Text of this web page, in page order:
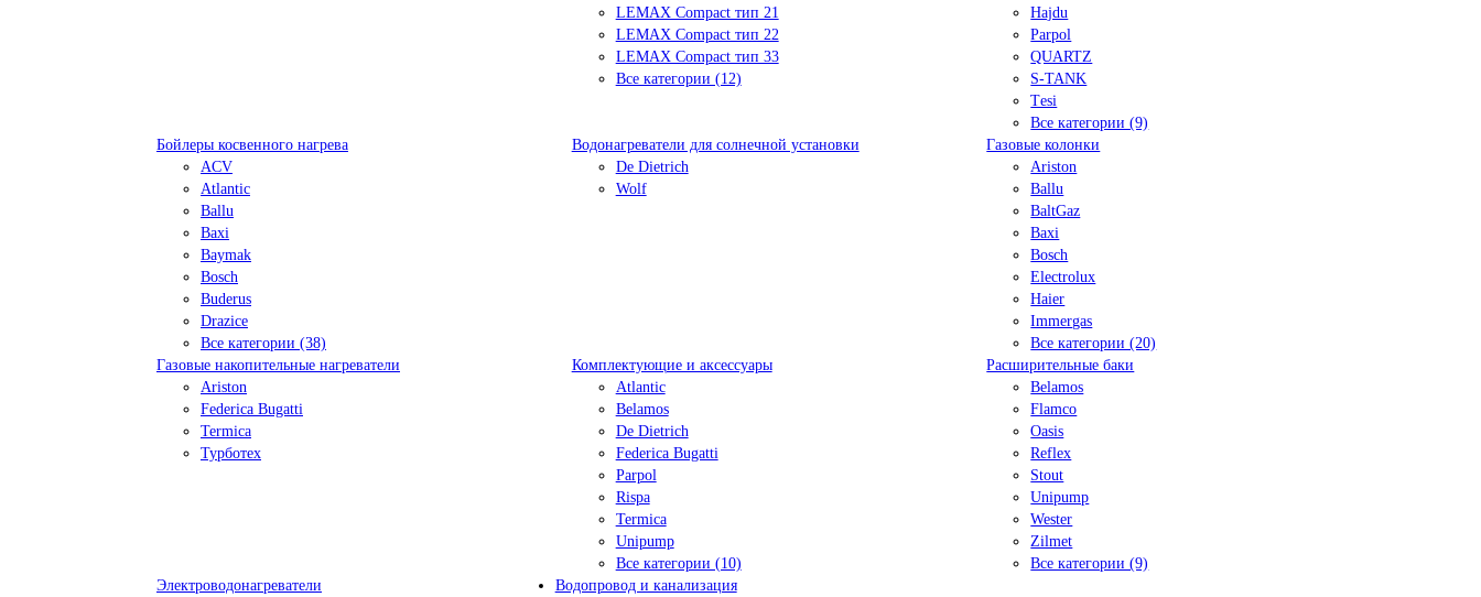
LEMAX Compact тип 21
LEMAX Compact тип 22
LEMAX Compact тип 33
Все категории (12)
Hajdu
Parpol
QUARTZ
S-TANK
Tеsi
Все категории (9)
Бойлеры косвенного нагрева
ACV
Atlantic
Ballu
Baxi
Baymak
Bosch
Buderus
Drazice
Все категории (38)
Водонагреватели для солнечной установки
De Dietrich
Wolf
Газовые колонки
Ariston
Ballu
BaltGaz
Baxi
Bosсh
Electrolux
Haier
Immergas
Все категории (20)
Газовые накопительные нагреватели
Ariston
Federica Bugatti
Termica
Турботех
Комплектующие и аксессуары
Atlantic
Belamos
De Dietrich
Federica Bugatti
Parpol
Rispa
Termica
Unipump
Все категории (10)
Расширительные баки
Belamos
Flamco
Oasis
Reflex
Stout
Unipump
Wester
Zilmet
Все категории (9)
Электроводонагреватели
Водопровод и канализация